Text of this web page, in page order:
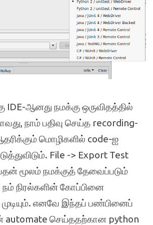
IDE-ஆனது நமக்கு ஒருவிதத்தில்
நாம் பதிவு செய்த recording-
மொழிகளில் code-ஐ
File -> Export Test
மூலம் நமக்குத் தேவைப்படும்
நிரல்களின் கோப்பினை
எனவே இந்தப் பண்பினைப்
automate செய்ததற்கான python